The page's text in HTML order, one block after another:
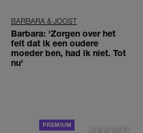
BARBARA & JOOST
Barbara: 'Zorgen over het
feit dat ik een oudere
moeder ben, had ik niet. Tot
nu'
DE STAD VAN